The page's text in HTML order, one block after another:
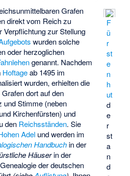
F
ü
r
st
e
n
h
ut
d
e
r
st
a
n
d
Grafen
direkt vom Reich zu
Verpflichtung zur Stellung
wurden solche
oder herzoglichen
genannt. Nachdem
Hoftageab 1495 im
wurden, erhielten die
dort auf den
und Stimme (neben
Kirchenfürsten) und
den Reichsständen. Sie
Adelund werden im
Handbuchin der
Häuserin der
der deutschen